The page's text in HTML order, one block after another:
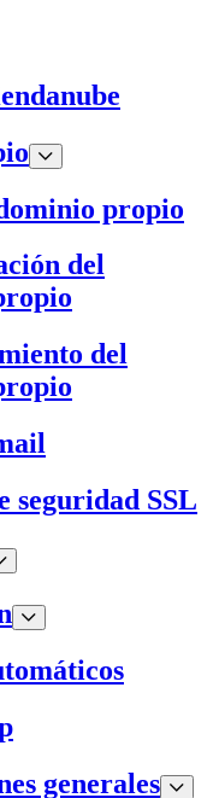
propio
del
del
seguridad SSL
generales